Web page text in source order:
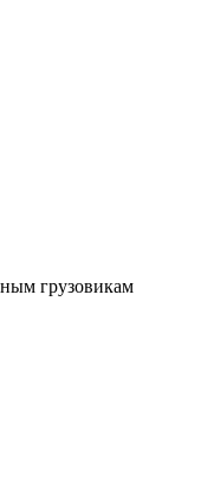
грузовикам